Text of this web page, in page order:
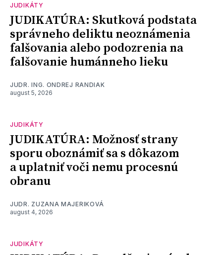
JUDIKÁTY
JUDIKATÚRA: Skutková podstata
správneho deliktu neoznámenia
falšovania alebo podozrenia na
falšovanie humánneho lieku
JUDR. ING. ONDREJ RANDIAK
august 5, 2026
JUDIKÁTY
JUDIKATÚRA: Možnosť strany
sporu oboznámiť sa s dôkazom
a uplatniť voči nemu procesnú
obranu
JUDR. ZUZANA MAJERIKOVÁ
august 4, 2026
JUDIKÁTY